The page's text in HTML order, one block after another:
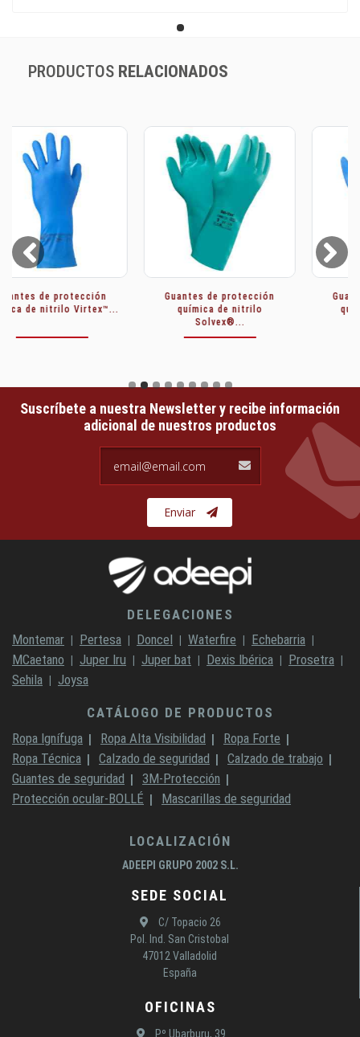
PRODUCTOS RELACIONADOS
Prev
Guantes de protección
química de nitrilo
Guantes de protección
química de nitrilo...
Next
Suscríbete a nuestra Newsletter y recibe información
adicional de nuestros productos
Enviar
DELEGACIONES
Montemar
Pertesa Doncel Waterfire
Echebarria
MCaetano
Juper Iru Juper bat Dexis Ibérica
Prosetra
Sehila
Joysa
CATÁLOGO DE PRODUCTOS
Ropa Ignífuga
Ropa Alta Visibilidad
Ropa Forte
Ropa Técnica
Calzado de seguridad
Calzado de trabajo
Guantes de seguridad
3M-Protección
Protección ocular-BOLLÉ
Mascarillas de seguridad
LOCALIZACIÓN
ADEEPI GRUPO 2002 S.L.
SEDE SOCIAL
C/ Topacio 26
Pol. Ind. San Cristobal
47012 Valladolid
España
OFICINAS
Pº Ubarburu, 39